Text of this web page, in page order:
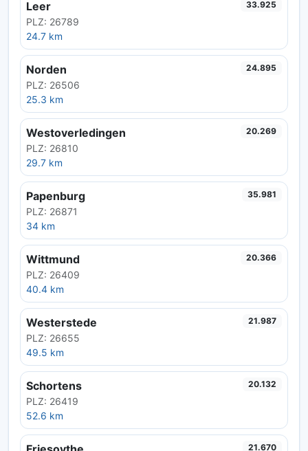
Leer
PLZ: 26789
24.7 km
33.925
Norden
PLZ: 26506
25.3 km
24.895
Westoverledingen
PLZ: 26810
29.7 km
20.269
Papenburg
PLZ: 26871
34 km
35.981
Wittmund
PLZ: 26409
40.4 km
20.366
Westerstede
PLZ: 26655
49.5 km
21.987
Schortens
PLZ: 26419
52.6 km
20.132
21.670